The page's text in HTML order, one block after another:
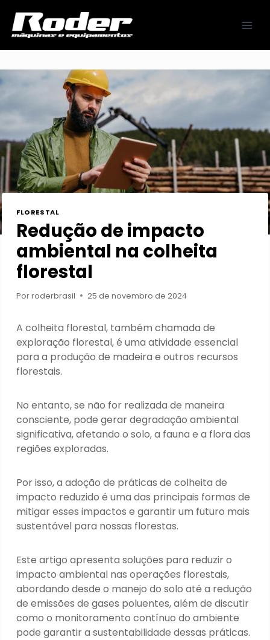
para
Conteúdo
FLORESTAL
Redução de impacto
ambiental na colheita
florestal
Porroderbrasil 25 de novembro de 2024
A colheita florestal, também chamada de
exploração florestal, é uma atividade essencial
para a produção de madeira e outros recursos
florestais.
No entanto, se não for realizada de maneira
consciente, pode gerar degradação ambiental
significativa, afetando o solo, a fauna e a flora das
regiões exploradas.
Por isso, a adoção de práticas de colheita de
impacto reduzido é uma das principais formas de
mitigar esses impactos e garantir um futuro mais
sustentável para nossas florestas.
Este artigo apresenta soluções para reduzir o
impacto ambiental nas operações florestais,
abordando desde o manejo do solo até a redução
de emissões de gases poluentes, além de discutir
como o monitoramento contínuo do ambiente
pode garantir a sustentabilidade dessas práticas.